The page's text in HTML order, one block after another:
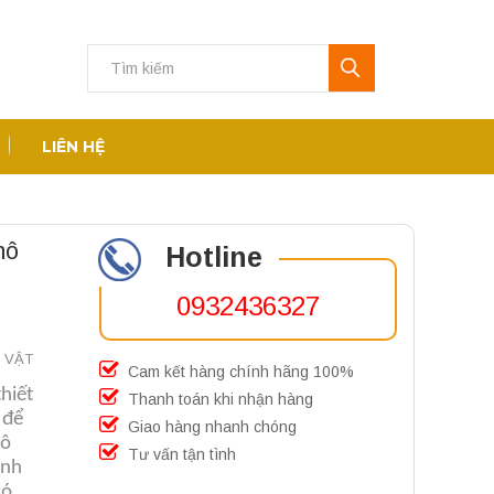
LIÊN HỆ
VẬT
Hotline
0932436327
Cam kết hàng chính hãng 100%
Thanh toán khi nhận hàng
Giao hàng nhanh chóng
Tư vấn tận tình